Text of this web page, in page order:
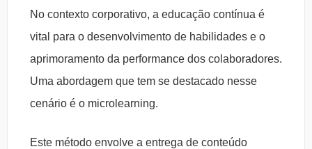
No contexto corporativo, a educação contínua é
vital para o desenvolvimento de habilidades e o
aprimoramento da performance dos colaboradores.
Uma abordagem que tem se destacado nesse
cenário é o microlearning.
Este método envolve a entrega de conteúdo